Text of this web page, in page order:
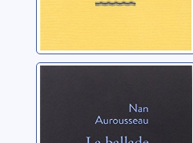
mauvais garçon: